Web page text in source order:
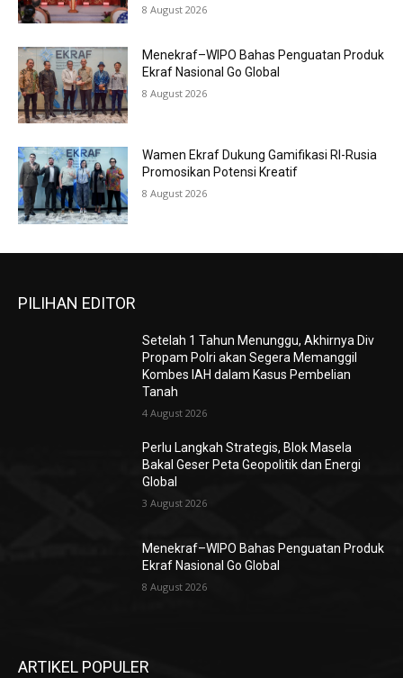
8 August 2026
Menekraf–WIPO Bahas Penguatan Produk
Ekraf Nasional Go Global
8 August 2026
Wamen Ekraf Dukung Gamifikasi RI-Rusia
Promosikan Potensi Kreatif
8 August 2026
PILIHAN EDITOR
Setelah 1 Tahun Menunggu, Akhirnya Div
Propam Polri akan Segera Memanggil
Kombes IAH dalam Kasus Pembelian
Tanah
4 August 2026
Perlu Langkah Strategis, ​Blok Masela
Bakal Geser Peta Geopolitik dan Energi
Global
3 August 2026
Menekraf–WIPO Bahas Penguatan Produk
Ekraf Nasional Go Global
8 August 2026
ARTIKEL POPULER